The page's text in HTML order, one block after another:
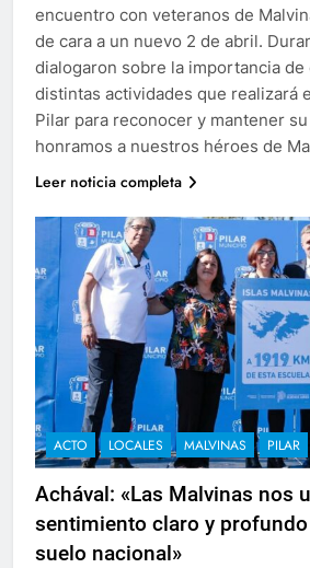
encuentro con veteranos de
de cara a un nuevo 2 de abril.
dialogaron sobre la importancia de
distintas actividades que realizará
Pilar para reconocer y mantener
honramos a nuestros héroes de
Leer noticia completa
ACTO LOCALES MALVINAS PILAR
Achával: «Las Malvinas nos
sentimiento claro y
suelo nacional»